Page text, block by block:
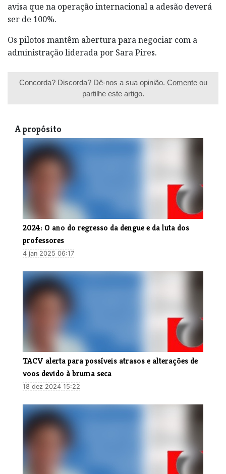
avisa que na operação internacional a adesão deverá
ser de 100%.
Os pilotos mantêm abertura para negociar com a
administração liderada por Sara Pires.
Concorda? Discorda? Dê-nos a sua opinião. Comenteou
partilhe este artigo.
A propósito
2024: O ano do regresso da dengue e da luta dos
professores
4 jan 2025 06:17
TACV alerta para possíveis atrasos e alterações de
voos devido à bruma seca
18 dez 2024 15:22